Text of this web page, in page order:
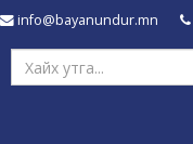
info@bayanundur.mn